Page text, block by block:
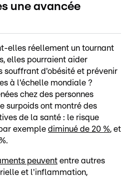
une avancée
elles réellement un tournant
elles pourraient aider
souffrant d'obésité et prévenir
à l'échelle mondiale ?
chez des personnes
surpoids ont montré des
de la santé : le risque
exemple diminué de 20 %, et
peuvent entre autres
et l'inflammation,